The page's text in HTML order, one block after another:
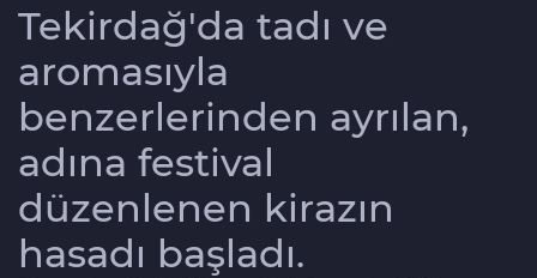
Tekirdağ'da tadı ve
aromasıyla
benzerlerinden ayrılan,
adına festival
düzenlenen kirazın
hasadı başladı.